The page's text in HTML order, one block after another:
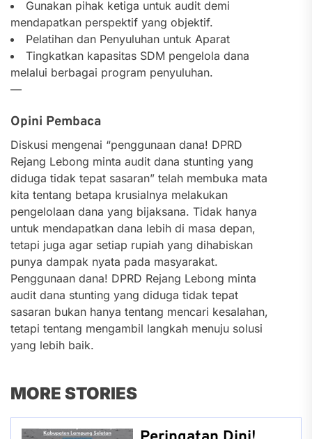
Gunakan pihak ketiga untuk audit demi
mendapatkan perspektif yang objektif.
Pelatihan dan Penyuluhan untuk Aparat
Tingkatkan kapasitas SDM pengelola dana
melalui berbagai program penyuluhan.
—
Opini Pembaca
Diskusi mengenai “penggunaan dana! DPRD
Rejang Lebong minta audit dana stunting yang
diduga tidak tepat sasaran” telah membuka mata
kita tentang betapa krusialnya melakukan
pengelolaan dana yang bijaksana. Tidak hanya
untuk mendapatkan dana lebih di masa depan,
tetapi juga agar setiap rupiah yang dihabiskan
punya dampak nyata pada masyarakat.
Penggunaan dana! DPRD Rejang Lebong minta
audit dana stunting yang diduga tidak tepat
sasaran bukan hanya tentang mencari kesalahan,
tetapi tentang mengambil langkah menuju solusi
yang lebih baik.
MORE STORIES